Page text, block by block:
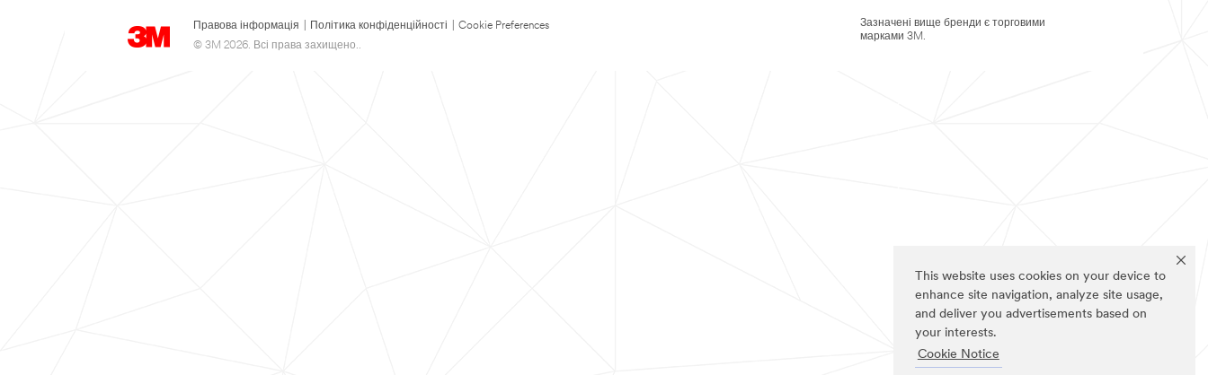
This website uses cookies on your device to
enhance site navigation, analyze site usage,
and deliver you advertisements based on
your interests.
Cookie Notice
Правова інформація Політика конфіденційності
Cookie Preferences
© 3M 2026. Всі права захищено..
Зазначені вище бренди є торговими
марками 3M.